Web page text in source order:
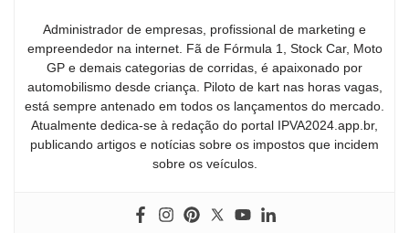
Administrador de empresas, profissional de marketing e
empreendedor na internet. Fã de Fórmula 1, Stock Car, Moto
GP e demais categorias de corridas, é apaixonado por
automobilismo desde criança. Piloto de kart nas horas vagas,
está sempre antenado em todos os lançamentos do mercado.
Atualmente dedica-se à redação do portal IPVA2024.app.br,
publicando artigos e notícias sobre os impostos que incidem
sobre os veículos.